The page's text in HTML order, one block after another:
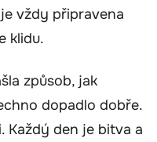
vždy připravena
klidu.
způsob, jak
dopadlo dobře.
Každý den je bitva a